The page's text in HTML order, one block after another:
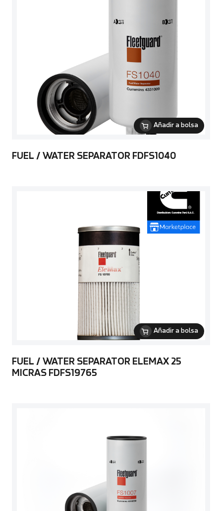
Añadir a bolsa
FUEL / WATER SEPARATOR FDFS1040
Añadir a bolsa
FUEL / WATER SEPARATOR ELEMAX 25
MICRAS FDFS19765